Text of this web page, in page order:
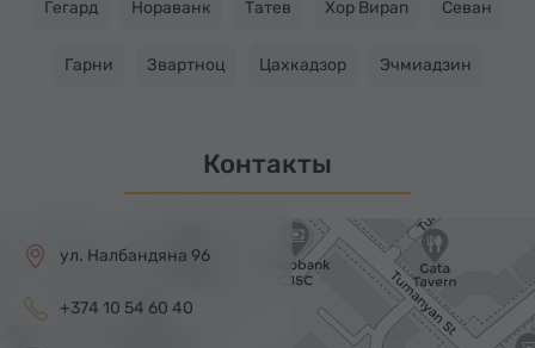
Гегард Нораванк Татев Хор Вирап Севан
Гарни Звартноц Цахкадзор Эчмиадзин
Контакты
ул. Налбандяна 96
+374 10 54 60 40